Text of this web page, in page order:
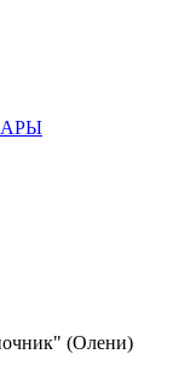
(Олени)